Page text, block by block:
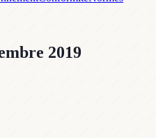
2019